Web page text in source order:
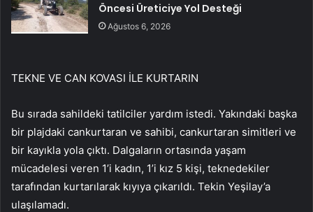
Öncesi Üreticiye Yol Desteği
Ağustos 6, 2026
TEKNE VE CAN KOVASI İLE KURTARIN
Bu sırada sahildeki tatilciler yardım istedi. Yakındaki başka
bir plajdaki cankurtaran ve sahibi, cankurtaran simitleri ve
bir kayıkla yola çıktı. Dalgaların ortasında yaşam
mücadelesi veren 1’i kadın, 1’i kız 5 kişi, teknedekiler
tarafından kurtarılarak kıyıya çıkarıldı. Tekin Yeşilay’a
ulaşılamadı.